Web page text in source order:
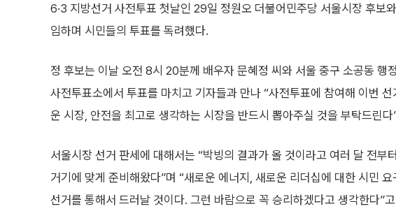
6·3 지방선거 사전투표 첫날인 29일 정원오 더불어민주당 서울시장 후보
임하며 시민들의 투표를 독려했다.
정 후보는 이날 오전 8시 20분께 배우자 문혜정 씨와 서울 중구 소공동 행
사전투표소에서 투표를 마치고 기자들과 만나 “사전투표에 참여해 이번 선
운 시장, 안전을 최고로 생각하는 시장을 반드시 뽑아주실 것을 부탁드린다
서울시장 선거 판세에 대해서는 “박빙의 결과가 올 것이라고 여러 달 전부
거기에 맞게 준비해왔다”며 “새로운 에너지, 새로운 리더십에 대한 시민 요
선거를 통해서 드러날 것이다. 그런 바람으로 꼭 승리하겠다고 생각한다”